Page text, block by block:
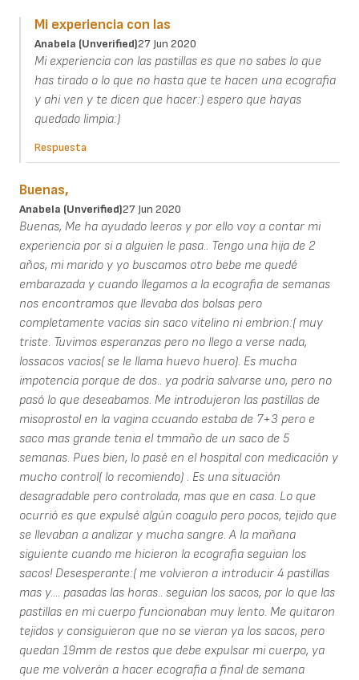
Mi experiencia con las
Anabela (unverified)27 Jun 2020
Mi experiencia con las pastillas es que no sabes lo que
has tirado o lo que no hasta que te hacen una ecografia
y ahi ven y te dicen que hacer:) espero que hayas
quedado limpia:)
Respuesta
Buenas,
Anabela (unverified)27 Jun 2020
Buenas, Me ha ayudado leeros y por ello voy a contar mi
experiencia por si a alguien le pasa.. Tengo una hija de 2
años, mi marido y yo buscamos otro bebe me quedé
embarazada y cuando llegamos a la ecografia de semanas
nos encontramos que llevaba dos bolsas pero
completamente vacias sin saco vitelino ni embrion:( muy
triste. Tuvimos esperanzas pero no llego a verse nada,
lossacos vacios( se le llama huevo huero). Es mucha
impotencia porque de dos.. ya podría salvarse uno, pero no
pasó lo que deseabamos. Me introdujeron las pastillas de
misoprostol en la vagina ccuando estaba de 7+3 pero e
saco mas grande tenia el tmmaño de un saco de 5
semanas. Pues bien, lo pasé en el hospital con medicación y
mucho control( lo recomiendo) . Es una situación
desagradable pero controlada, mas que en casa. Lo que
ocurrió es que expulsé algún coagulo pero pocos, tejido que
se llevaban a analizar y mucha sangre. A la mañana
siguiente cuando me hicieron la ecografia seguian los
sacos! Desesperante:( me volvieron a introducir 4 pastillas
mas y.... pasadas las horas.. seguian los sacos, por lo que las
pastillas en mi cuerpo funcionaban muy lento. Me quitaron
tejidos y consiguieron que no se vieran ya los sacos, pero
quedan 19mm de restos que debe expulsar mi cuerpo, ya
que me volverán a hacer ecografia a final de semana